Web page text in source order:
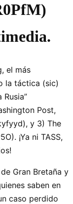
el más
la táctica (sic)
Rusia”
Post,
y 3) The
¡Ya ni TASS,
Gran Bretaña y
saben en
caso perdido